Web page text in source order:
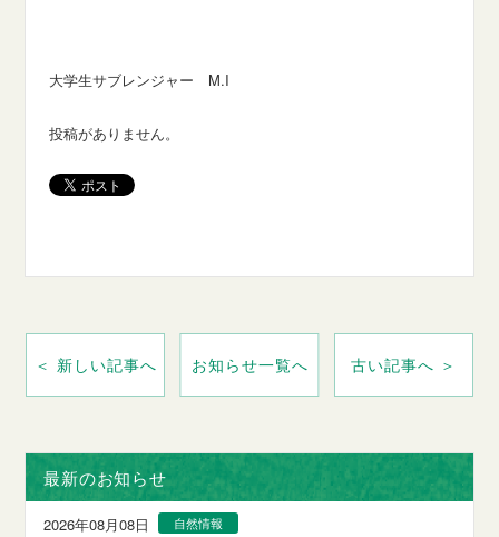
大学生サブレンジャー M.I
投稿がありません。
＜ 新しい記事へ お知らせ一覧へ 古い記事へ ＞
最新のお知らせ
2026年08月08日 自然情報